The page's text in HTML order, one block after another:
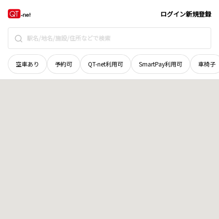
ログイン新規登録
空車あり 予約可 QT-net利用可 SmartPay利用可 車椅子
和歌山県